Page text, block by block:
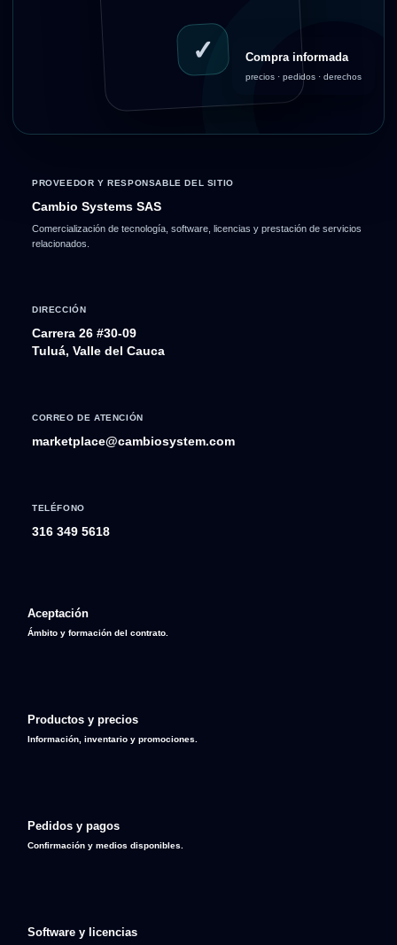
✓ Compra informada
precios · pedidos · derechos
PROVEEDOR Y RESPONSABLE DEL SITIO
Cambio Systems SAS
Comercialización de tecnología, software, licencias y prestación de servicios
relacionados.
DIRECCIÓN
Carrera 26 #30-09
Tuluá, Valle del Cauca
CORREO DE ATENCIÓN
marketplace@cambiosystem.com
TELÉFONO
316 349 5618
Aceptación
Ámbito y formación del contrato.
Productos y precios
Información, inventario y promociones.
Pedidos y pagos
Confirmación y medios disponibles.
Software y licencias